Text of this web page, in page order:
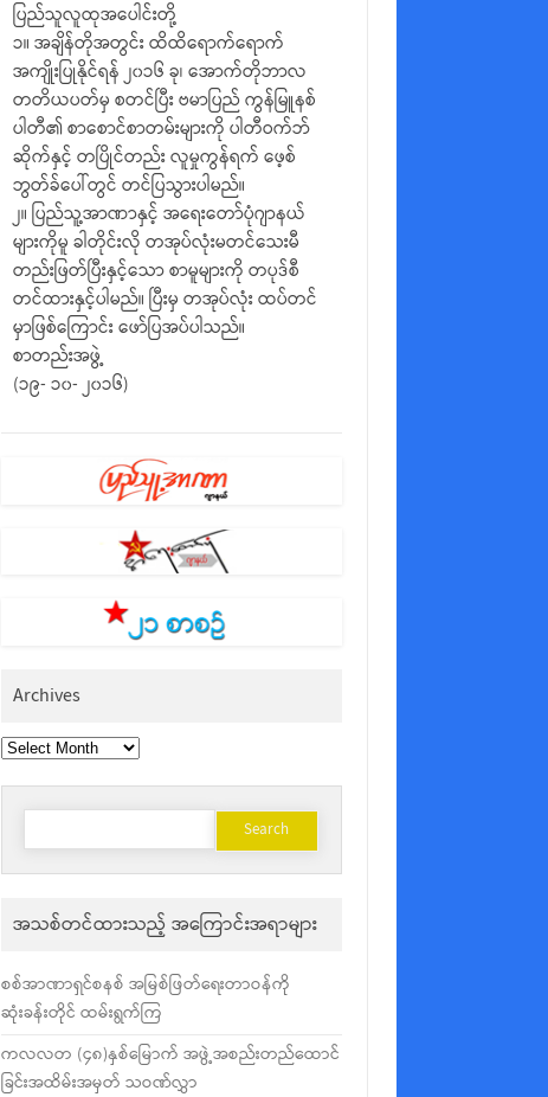
ပြည်သူလူထုအပေါင်းတို့
၁။ အချိန်တိုအတွင်း ထိထိရောက်ရောက်
အကျိုးပြုနိုင်ရန် ၂၀၁၆ ခု၊ အောက်တိုဘာလ
တတိယပတ်မှ စတင်ပြီး ဗမာပြည် ကွန်မြူနစ်
ပါတီ၏ စာစောင်စာတမ်းများကို ပါတီဝက်ဘ်
ဆိုက်နှင့် တပြိုင်တည်း လူမှုကွန်ရက် ဖေ့စ်
ဘွတ်ခ်ပေါ်တွင် တင်ပြသွားပါမည်။
၂။ ပြည်သူ့အာဏာနှင့် အရေးတော်ပုံဂျာနယ်
များကိုမူ ခါတိုင်းလို တအုပ်လုံးမတင်သေးမီ
တည်းဖြတ်ပြီးနှင့်သော စာမူများကို တပုဒ်စီ
တင်ထားနှင့်ပါမည်။ ပြီးမှ တအုပ်လုံး ထပ်တင်
မှာဖြစ်ကြောင်း ဖော်ပြအပ်ပါသည်။
စာတည်းအဖွဲ့
(၁၉- ၁၀- ၂၀၁၆)
Archives
Archives
Search
အသစ်တင်ထားသည့် အကြောင်းအရာများ
စစ်အာဏာရှင်စနစ် အမြစ်ဖြတ်ရေးတာဝန်ကို
ဆုံးခန်းတိုင် ထမ်းရွက်ကြ
ကလလတ (၄၈)နှစ်မြောက် အဖွဲ့အစည်းတည်ထောင်
ခြင်းအထိမ်းအမှတ် သဝဏ်လွှာ